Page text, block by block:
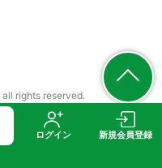
ログイン 新規会員登録
rights reserved.